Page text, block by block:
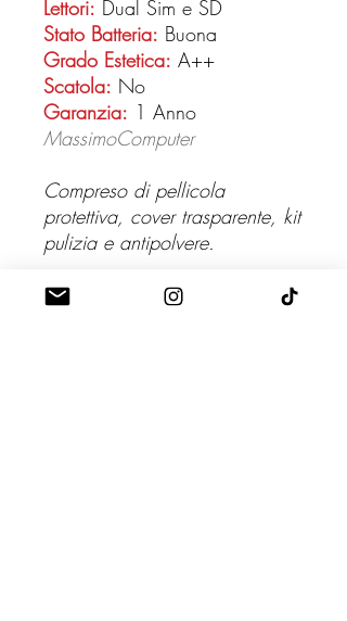
Lettori: Dual Sim e SD
Stato Batteria: Buona
Grado Estetica: A++
Scatola: No
Garanzia: 1 Anno
MassimoComputer
Compreso di pellicola
protettiva, cover trasparente, kit
pulizia e antipolvere.
Le immagini sono a scopo